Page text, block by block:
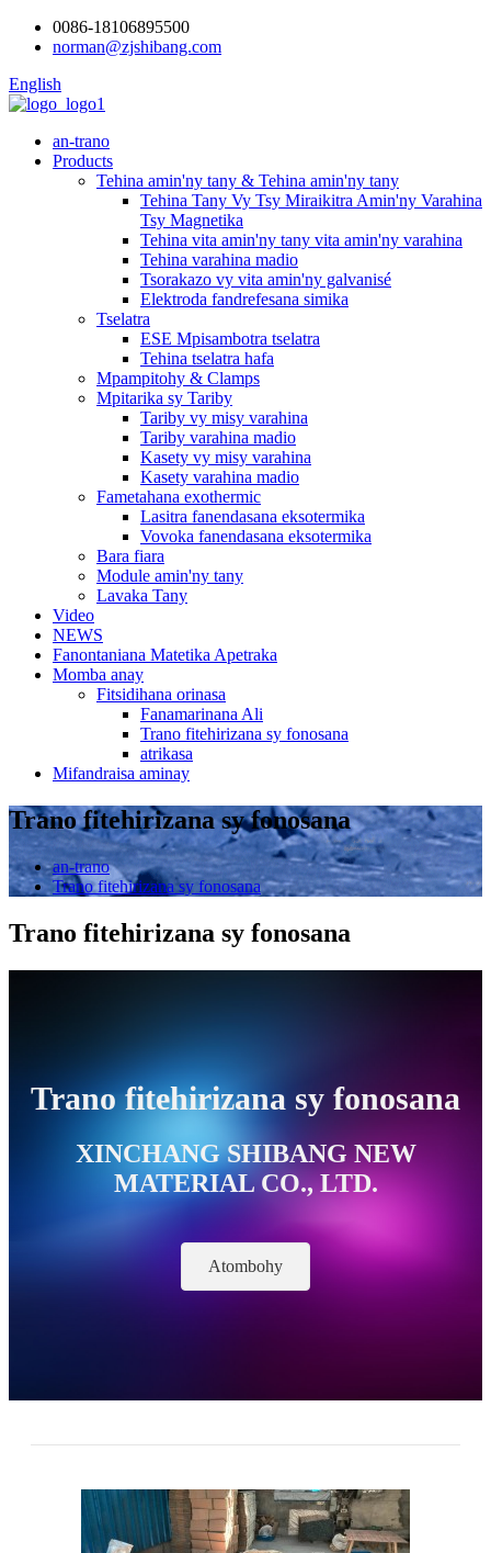
0086-18106895500
norman@zjshibang.com
English
an-trano
Products
Tehina amin'ny tany & Tehina amin'ny tany
Tehina Tany Vy Tsy Miraikitra Amin'ny Varahina
Tsy Magnetika
Tehina vita amin'ny tany vita amin'ny varahina
Tehina varahina madio
Tsorakazo vy vita amin'ny galvanisé
Elektroda fandrefesana simika
Tselatra
ESE Mpisambotra tselatra
Tehina tselatra hafa
Mpampitohy & Clamps
Mpitarika sy Tariby
Tariby vy misy varahina
Tariby varahina madio
Kasety vy misy varahina
Kasety varahina madio
Fametahana exothermic
Lasitra fanendasana eksotermika
Vovoka fanendasana eksotermika
Bara fiara
Module amin'ny tany
Lavaka Tany
Video
NEWS
Fanontaniana Matetika Apetraka
Momba anay
Fitsidihana orinasa
Fanamarinana Ali
Trano fitehirizana sy fonosana
atrikasa
Mifandraisa aminay
Trano fitehirizana sy fonosana
an-trano
Trano fitehirizana sy fonosana
Trano fitehirizana sy fonosana
Trano fitehirizana sy fonosana
XINCHANG SHIBANG NEW
MATERIAL CO., LTD.
Atombohy